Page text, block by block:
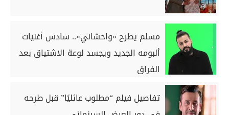
مسلم يطرح «واحشاني».. سادس أغنيات
ألبومه الجديد ويجسد لوعة الاشتياق بعد
الفراق
تفاصيل فيلم “مطلوب عائليًا” قبل طرحه